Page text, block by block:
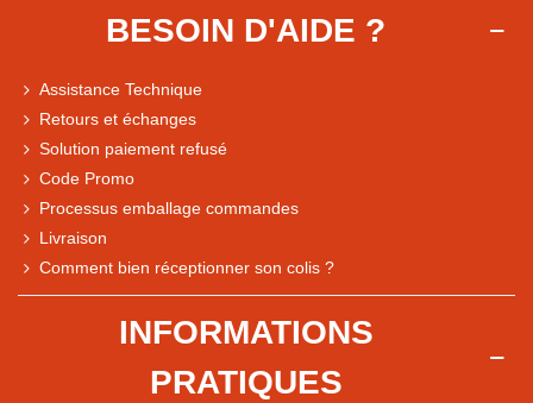
Comparaison des performances du magasin
Express, Chez vous, Point relais, Retrait magasin
BESOIN D'AIDE ?
Assistance Technique
Retours et échanges
Solution paiement refusé
Code Promo
Processus emballage commandes
Livraison
Comment bien réceptionner son colis ?
INFORMATIONS
PRATIQUES